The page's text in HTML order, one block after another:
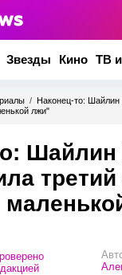
Звезды Кино ТВ
/ Наконец-то: Шайлин
лжи"
третий